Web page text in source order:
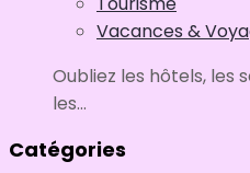
Vacances &
Oubliez les hôtels, les
les...
Catégories